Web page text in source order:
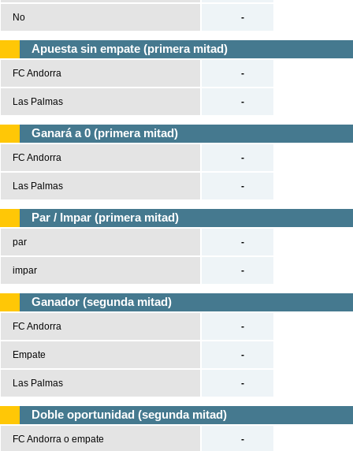
No -
Apuesta sin empate (primera mitad)
FC Andorra
Las Palmas
-
-
Ganará a 0 (primera mitad)
FC Andorra
Las Palmas
-
-
Par / Impar (primera mitad)
par
impar
-
-
Ganador (segunda mitad)
FC Andorra
Empate
Las Palmas
-
-
-
Doble oportunidad (segunda mitad)
FC Andorra o empate -